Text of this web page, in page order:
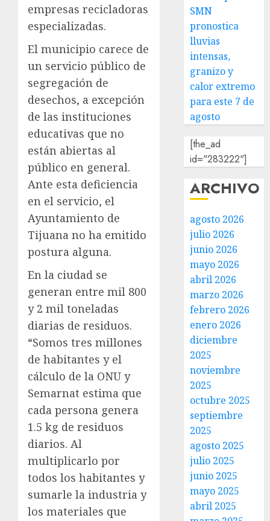
empresas recicladoras
especializadas.
El municipio carece de
un servicio público de
segregación de
desechos, a excepción
de las instituciones
educativas que no
están abiertas al
público en general.
Ante esta deficiencia
en el servicio, el
Ayuntamiento de
Tijuana no ha emitido
postura alguna.
En la ciudad se
generan entre mil 800
y 2 mil toneladas
diarias de residuos.
“Somos tres millones
de habitantes y el
cálculo de la ONU y
Semarnat estima que
cada persona genera
1.5 kg de residuos
diarios. Al
multiplicarlo por
todos los habitantes y
sumarle la industria y
los materiales que
SMN
pronostica
lluvias
intensas,
granizo y
calor extremo
para este 7 de
agosto
[the_ad
id="283222"]
ARCHIVO
agosto 2026
julio 2026
junio 2026
mayo 2026
abril 2026
marzo 2026
febrero 2026
enero 2026
diciembre
2025
noviembre
2025
octubre 2025
septiembre
2025
agosto 2025
julio 2025
junio 2025
mayo 2025
abril 2025